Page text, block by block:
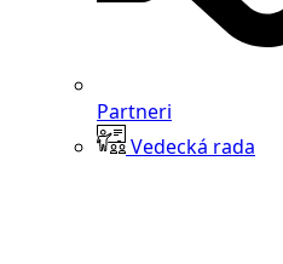
Partneri
Vedecká rada